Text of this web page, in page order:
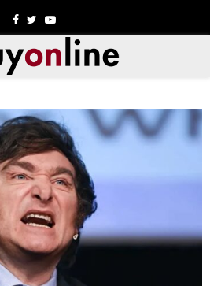
Facebook
TwitterYoutube